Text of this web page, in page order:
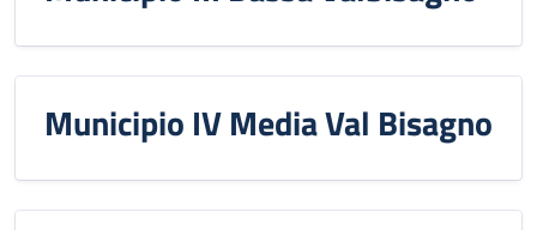
Municipio IV Media Val Bisagno